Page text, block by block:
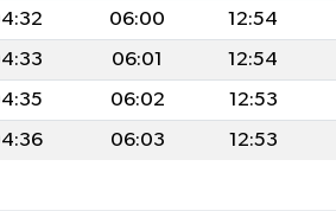
06:00 12:54
06:01 12:54
06:02 12:53
06:03 12:53